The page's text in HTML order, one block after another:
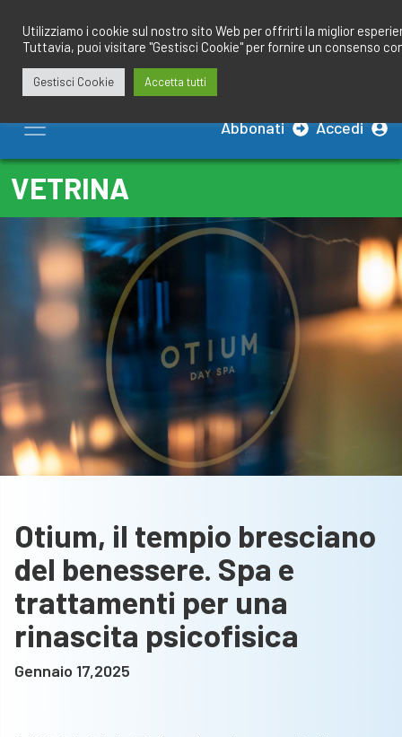
contenuto
Abbonati Accedi
VETRINA
Otium, il tempio bresciano
del benessere. Spa e
trattamenti per una
rinascita psicofisica
Gennaio 17,2025
Utilizziamo i cookie sul nostro sito Web per offrirti la miglior
Tuttavia, puoi visitare "Gestisci Cookie" per fornire un consenso
Gestisci Cookie Accetta tutti